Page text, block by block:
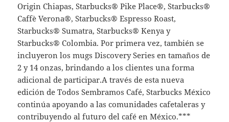
Origin Chiapas, Starbucks® Pike Place®, Starbucks®
Caffè Verona®, Starbucks® Espresso Roast,
Starbucks® Sumatra, Starbucks® Kenya y
Starbucks® Colombia. Por primera vez, también se
incluyeron los mugs Discovery Series en tamaños de
2 y 14 onzas, brindando a los clientes una forma
adicional de participar.A través de esta nueva
edición de Todos Sembramos Café, Starbucks México
continúa apoyando a las comunidades cafetaleras y
contribuyendo al futuro del café en México.***